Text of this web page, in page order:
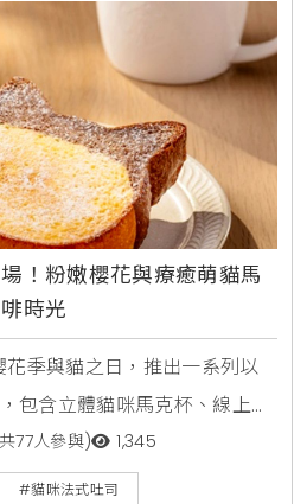
！粉嫩櫻花與療癒萌貓馬
時光
季與貓之日，推出一系列以
包含立體貓咪馬克杯、線上限
癒的貓咪法式吐司。
77人參與) 1,345
#貓咪法式吐司